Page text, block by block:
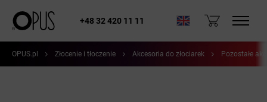
+48 32 420 11 11
OPUS.pl Złocenie i tłoczenie Akcesoria do złociarek Pozostałe